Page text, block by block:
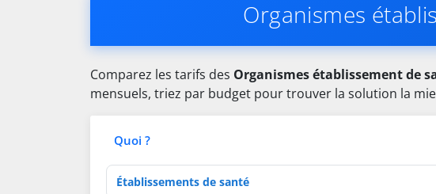
Organismes
Comparez les tarifs des Organismes établissement de
mensuels, triez par budget pour trouver la solution la
Quoi ?
Type d'établissement